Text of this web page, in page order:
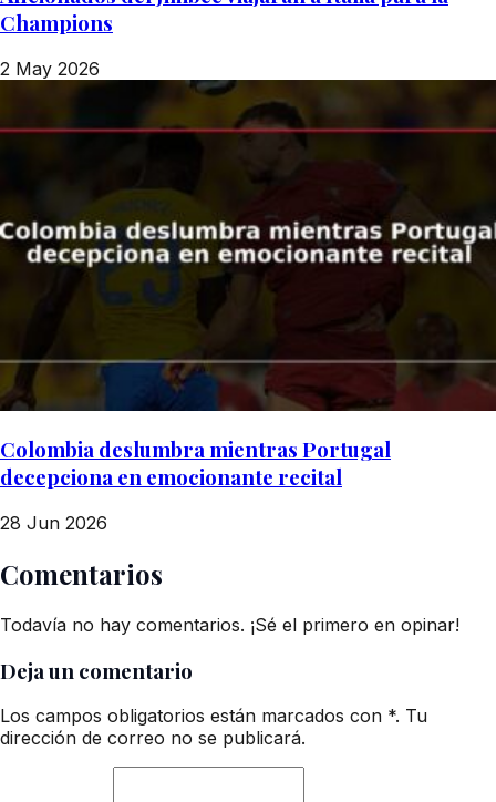
Champions
2 May 2026
Colombia deslumbra mientras Portugal
decepciona en emocionante recital
28 Jun 2026
Comentarios
Todavía no hay comentarios. ¡Sé el primero en opinar!
Deja un comentario
Los campos obligatorios están marcados con *. Tu
dirección de correo no se publicará.